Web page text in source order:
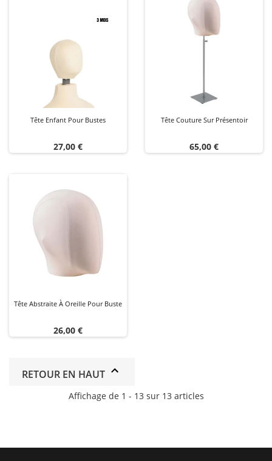
Tête Enfant Pour Bustes
Prix
27,00 €
Tête Couture Sur Présentoir
Prix
65,00 €
Tête Abstraite À Oreille Pour Buste
Prix
26,00 €
RETOUR EN HAUT
Affichage de 1 - 13 sur 13 articles